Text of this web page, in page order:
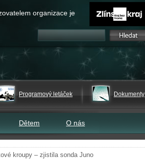
organizace je
Programový letáček Dokumenty
Dětem O nás
kroupy – zjistila sonda Juno